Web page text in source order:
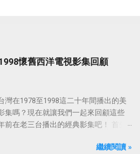
懷舊西洋電視影集回顧
灣在1978至1998這二十年間播出的美
集嗎？現在就讓我們一起來回顧這些
前在老三台播出的經典影集吧！ 首先
」（The Love Boat），這部影集最早
繼續閱讀 »